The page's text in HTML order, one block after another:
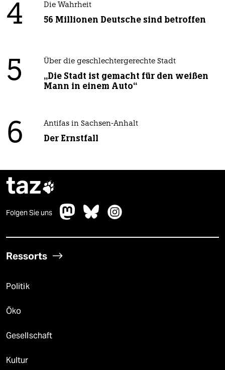
4 Die Wahrheit
56 Millionen Deutsche sind betroffen
5 Über die geschlechtergerechte Stadt
„Die Stadt ist gemacht für den weißen
Mann in einem Auto“
6 Antifas in Sachsen-Anhalt
Der Ernstfall
taz
Folgen Sie uns
Ressorts
Politik
Öko
Gesellschaft
Kultur